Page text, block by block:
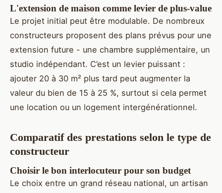
L'extension de maison comme levier de plus-value
Le projet initial peut être modulable. De nombreux
constructeurs proposent des plans prévus pour une
extension future - une chambre supplémentaire, un
studio indépendant. C’est un levier puissant :
ajouter 20 à 30 m² plus tard peut augmenter la
valeur du bien de 15 à 25 %, surtout si cela permet
une location ou un logement intergénérationnel.
Comparatif des prestations selon le type de
constructeur
Choisir le bon interlocuteur pour son budget
Le choix entre un grand réseau national, un artisan